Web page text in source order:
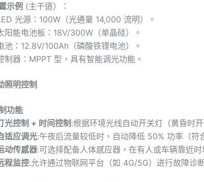
示例 (主干道）：
光源：100W（光通量 14,000 流明）。
阳能电池板：18V/300W（单晶硅）。
池：12.8V/100Ah（磷酸铁锂电池）。
制器：MPPT 型，具有智能调光功能。
照明控制
功能
光控制 + 时间控制 :根据环境光线自动开关灯（黄昏时
适应调光:午夜后流量较低时，自动降低 50% 功率（符
动传感器:可选择配备人体感应器，在有人或车辆靠近时
程监控:允许通过物联网平台（如 4G/5G）进行故障诊